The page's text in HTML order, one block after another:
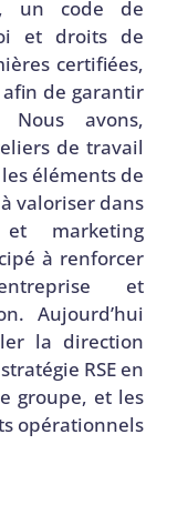
un code de
et droits de
certifiées,
de garantir
avons,
de travail
éléments de
à valoriser dans
marketing
à renforcer
et
Aujourd’hui
la direction
RSE en
groupe, et les
opérationnels